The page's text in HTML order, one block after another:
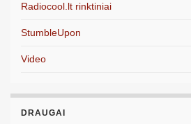
Radiocool.lt rinktiniai
StumbleUpon
Video
DRAUGAI